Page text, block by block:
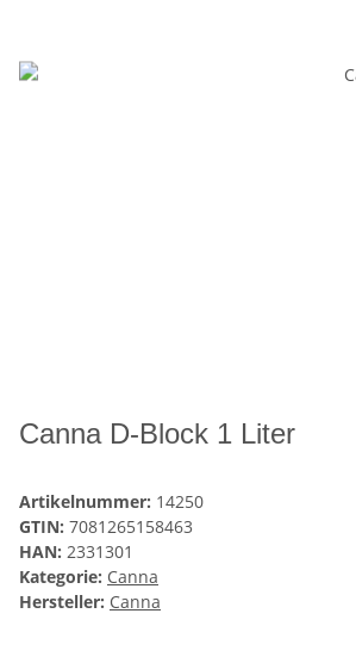
Canna D-Block 1 Liter
Artikelnummer: 14250
GTIN: 7081265158463
HAN: 2331301
Kategorie: Canna
Hersteller: Canna